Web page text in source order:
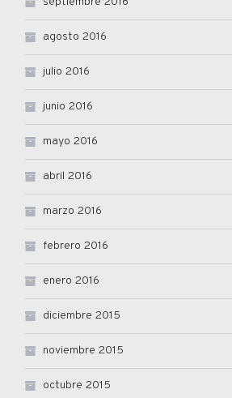
agosto 2016
julio 2016
junio 2016
mayo 2016
abril 2016
marzo 2016
febrero 2016
enero 2016
diciembre 2015
noviembre 2015
octubre 2015